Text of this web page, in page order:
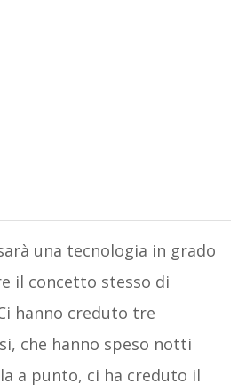
una tecnologia in grado
il concetto stesso di
hanno creduto tre
che hanno speso notti
a punto, ci ha creduto il